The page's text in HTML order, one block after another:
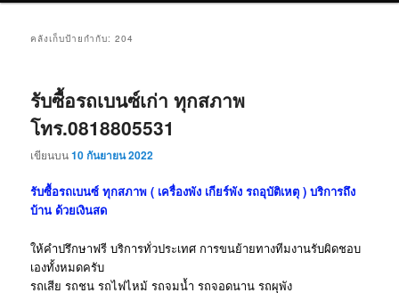
คลังเก็บป้ายกำกับ:204
รับซื้อรถเบนซ์เก่า ทุกสภาพ
โทร.0818805531
เขียนบน10 กันยายน 2022
รับซื้อรถเบนซ์ ทุกสภาพ ( เครื่องพัง เกียร์พัง รถอุบัติเหตุ ) บริการถึง
บ้าน ด้วยเงินสด
ให้คำปรึกษาฟรี บริการทั่วประเทศ การขนย้ายทางทีมงานรับผิดชอบ
เองทั้งหมดครับ
รถเสีย รถชน รถไฟไหม้ รถจมน้ำ รถจอดนาน รถผุพัง